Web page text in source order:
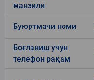
манзили
Буюртмачи номи
Боғланиш учун
телефон рақам